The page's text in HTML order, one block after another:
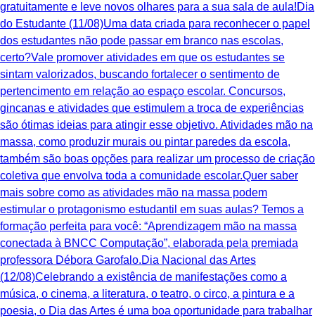
gratuitamente e leve novos olhares para a sua sala de aula!Dia
do Estudante (11/08)Uma data criada para reconhecer o papel
dos estudantes não pode passar em branco nas escolas,
certo?Vale promover atividades em que os estudantes se
sintam valorizados, buscando fortalecer o sentimento de
pertencimento em relação ao espaço escolar. Concursos,
gincanas e atividades que estimulem a troca de experiências
são ótimas ideias para atingir esse objetivo. Atividades mão na
massa, como produzir murais ou pintar paredes da escola,
também são boas opções para realizar um processo de criação
coletiva que envolva toda a comunidade escolar.Quer saber
mais sobre como as atividades mão na massa podem
estimular o protagonismo estudantil em suas aulas? Temos a
formação perfeita para você: “Aprendizagem mão na massa
conectada à BNCC Computação”, elaborada pela premiada
professora Débora Garofalo.Dia Nacional das Artes
(12/08)Celebrando a existência de manifestações como a
música, o cinema, a literatura, o teatro, o circo, a pintura e a
poesia, o Dia das Artes é uma boa oportunidade para trabalhar